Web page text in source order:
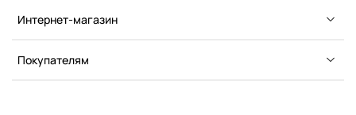
Интернет-магазин
Покупателям